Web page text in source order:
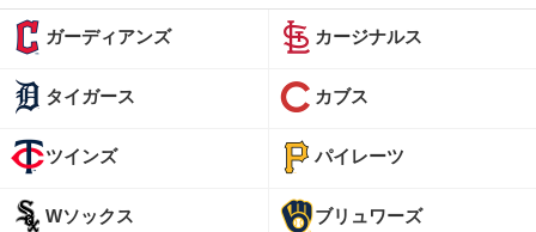
ガーディアンズ
タイガース
ツインズ
Wソックス
カージナルス
カブス
パイレーツ
ブリュワーズ